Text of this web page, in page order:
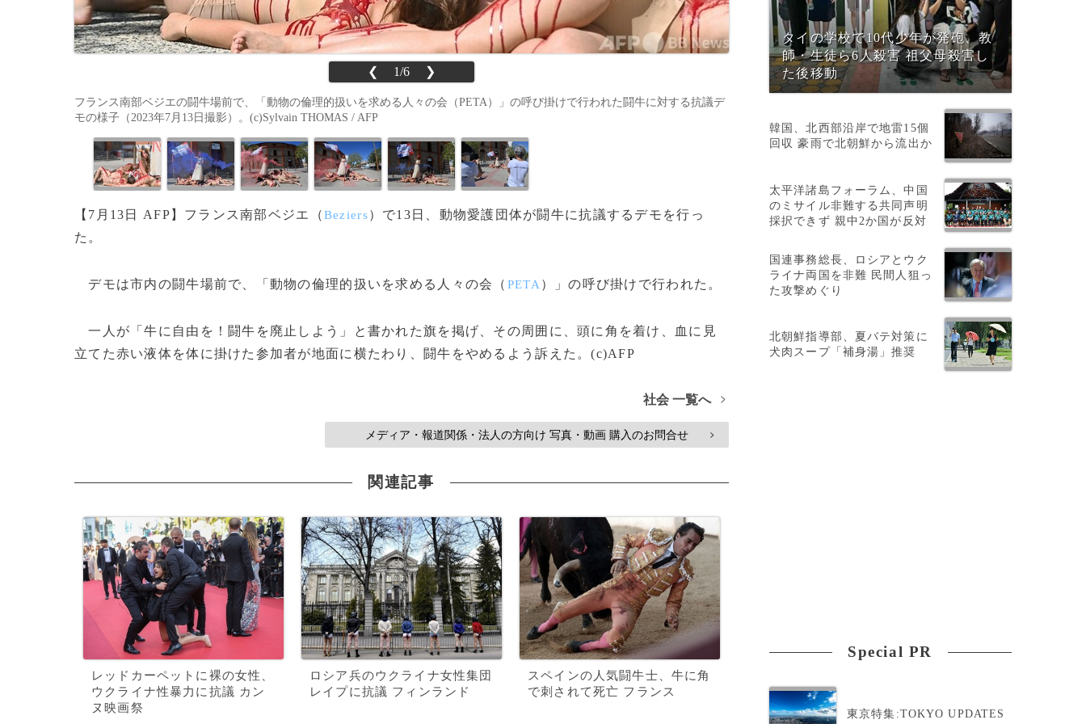
❮ 1/6 ❯
フランス南部ベジエの闘牛場前で、「動物の倫理的扱いを求める人々の会（PETA）」の呼び掛けで行われた闘牛に対する抗議デ
モの様子（2023年7月13日撮影）。(c)Sylvain THOMAS / AFP
【7月13日 AFP】フランス南部ベジエ（Beziers）で13日、動物愛護団体が闘牛に抗議するデモを行っ
た。
デモは市内の闘牛場前で、「動物の倫理的扱いを求める人々の会（ PETA ）」の呼び掛けで行われた。
一人が「牛に自由を！闘牛を廃止しよう」と書かれた旗を掲げ、その周囲に、頭に角を着け、血に見
立てた赤い液体を体に掛けた参加者が地面に横たわり、闘牛をやめるよう訴えた。(c)AFP
社会 一覧へ >
メディア・報道関係・法人の方向け 写真・動画 購入のお問合せ >
関連記事
レッドカーペットに裸の女性、
ウクライナ性暴力に抗議 カン
ヌ映画祭
ロシア兵のウクライナ女性集団
レイプに抗議 フィンランド
スペインの人気闘牛士、牛に角
で刺されて死亡 フランス
タイの学校で10代少年が発砲、教
師・生徒ら6人殺害 祖父母殺害し
た後移動
韓国、北西部沿岸で地雷15個
回収 豪雨で北朝鮮から流出か
太平洋諸島フォーラム、中国
のミサイル非難する共同声明
採択できず 親中2か国が反対
国連事務総長、ロシアとウク
ライナ両国を非難 民間人狙っ
た攻撃めぐり
北朝鮮指導部、夏バテ対策に
犬肉スープ「補身湯」推奨
Special PR
東京特集:TOKYO UPDATES